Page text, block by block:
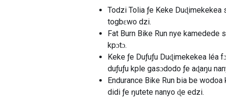
Todzi Tolia ƒe Keke
togbɛwo dzi.
Fat Burn Bike Run nye kamedede
kpɔtɔ.
Keke ƒe Duƒuƒu Duɖimekekea
duƒuƒu kple gasɔdodo ƒe aɖaŋu
Endurance Bike Run bia be
didi ƒe ŋutete nanyo ɖe edzi.